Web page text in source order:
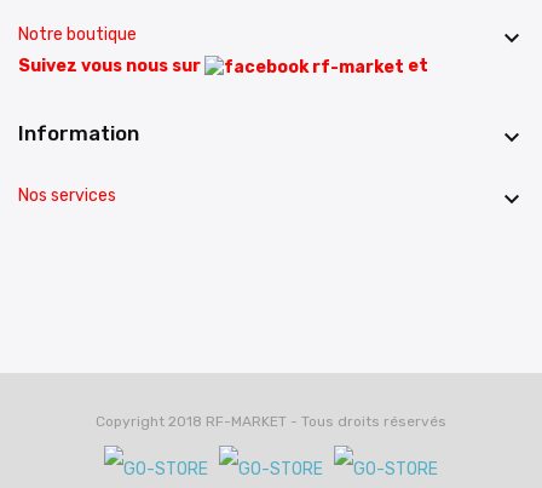
Notre boutique 
Suivez vous nous sur et
Information 
Nos services 
Copyright 2018 RF-MARKET - Tous droits réservés